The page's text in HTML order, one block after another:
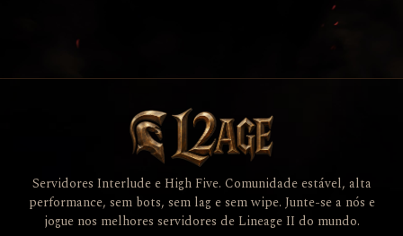
Servidores Interlude e High Five. Comunidade estável, alta
performance, sem bots, sem lag e sem wipe. Junte-se a nós e
jogue nos melhores servidores de Lineage II do mundo.